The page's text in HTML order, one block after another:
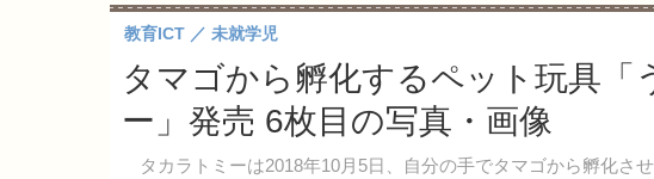
タマゴから孵化するペット玩具「
ー」発売 6枚目の写真・画像
タカラトミーは2018年10月5日、自分の手でタマゴから孵化さ
教育ICT 未就学児